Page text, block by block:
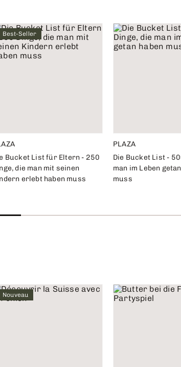
Best-Seller
Bucket List für Eltern - 250
die man mit seinen
erlebt haben muss
PLAZA
Die Bucket List -
man im Leben
muss
Nouveau